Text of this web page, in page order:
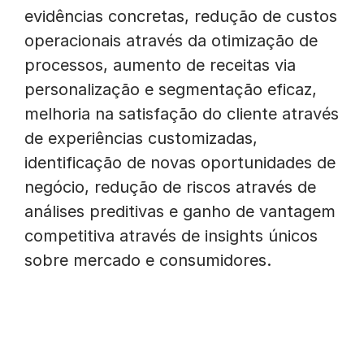
evidências concretas, redução de custos
operacionais através da otimização de
processos, aumento de receitas via
personalização e segmentação eficaz,
melhoria na satisfação do cliente através
de experiências customizadas,
identificação de novas oportunidades de
negócio, redução de riscos através de
análises preditivas e ganho de vantagem
competitiva através de insights únicos
sobre mercado e consumidores.